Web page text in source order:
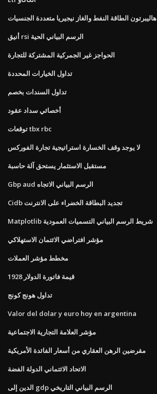
هاليبرتون الطاقة النفط والغاز نيجيريا متعددة الجنسيات
أنيق rsi الرسم البياني الحية
الحواجز غير الجمركية المشتركة للتجارة
تداول الخيارات المحددة
تداول السندات بخصم
أخصائي سداد عقود
توقعات tbx rbc
لا يوجد وقف الخسارة استراتيجية تجارة الفوركس
مستقبل الاستثمار يستحق آلة حاسبة
Gbp aud الرسم البياني الاتجاه
Cidb تجديد البطاقة الخضراء على الانترنت
Matplotlib شريط الرسم البياني التسميات العمودية
مؤشر افتراضي الائتمان الاستهلاكي
مخطط مؤشر العملات
قيمة فاتورة الدولار 1928
تداول هونج كونج
Valor del dolar y euro hoy en argentina
مؤشر العلامة التجارية الاجتماعية
مقرضين الرهن العقاري من أسعار الفائدة الأمريكية
الاتحاد الائتماني الدولة الفضة
الدين إلى gdp الرسم البياني التاريخي